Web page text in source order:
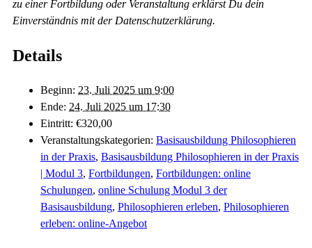
zu einer Fortbildung oder Veranstaltung erklärst Du dein
Einverständnis mit der Datenschutzerklärung.
Details
Beginn: 23. Juli 2025 um 9:00
Ende: 24. Juli 2025 um 17:30
Eintritt: €320,00
Veranstaltungskategorien: Basisausbildung Philosophieren
in der Praxis, Basisausbildung Philosophieren in der Praxis
| Modul 3, Fortbildungen, Fortbildungen: online
Schulungen, online Schulung Modul 3 der
Basisausbildung, Philosophieren erleben, Philosophieren
erleben: online-Angebot